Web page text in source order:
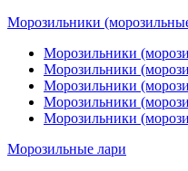
Морозильники
Морозильники
Морозильники
Морозильники
Морозильники
Морозильники
Морозильные лари